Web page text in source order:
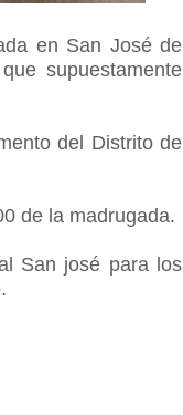
en San José de
supuestamente
del Distrito de
de la madrugada.
San josé para los